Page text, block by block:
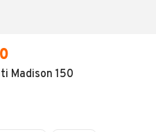
Madison 150